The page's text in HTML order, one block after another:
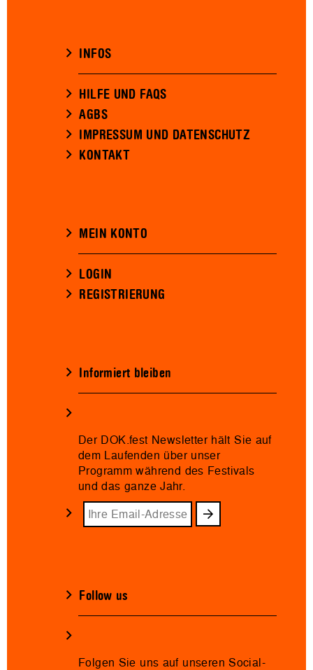
INFOS
HILFE UND FAQS
AGBS
IMPRESSUM UND DATENSCHUTZ
KONTAKT
MEIN KONTO
LOGIN
REGISTRIERUNG
Informiert bleiben
Der DOK.fest Newsletter hält Sie auf
dem Laufenden über unser
Programm während des Festivals
und das ganze Jahr.
Follow us
Folgen Sie uns auf unseren Social-